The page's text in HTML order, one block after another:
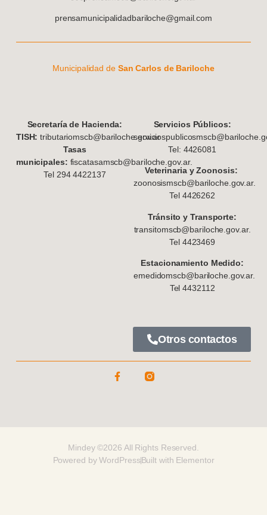
prensamunicipalidadbariloche@gmail.com
Municipalidad deSan Carlos de Bariloche
Secretaría de Hacienda:
TISH: tributariomscb@bariloche.gov.ar
Tasas
municipales: fiscatasamscb@bariloche.gov.ar.
Tel 294 4422137
Servicios Públicos:
Tel: 4426081
Veterinaria y Zoonosis:
zoonosismscb@bariloche.gov.ar.
Tel 4426262
Tránsito y Transporte:
transitomscb@bariloche.gov.ar.
Tel 4423469
Estacionamiento Medido:
emedidomscb@bariloche.gov.ar.
Tel 4432112
Otros contactos
Mindey ©2026 All Rights Reserved.
Powered by WordPressBuilt with Elementor